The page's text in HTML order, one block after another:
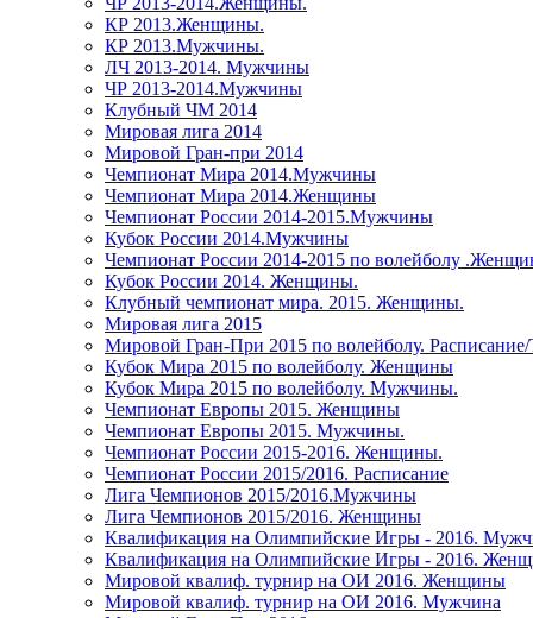
КР 2013.Женщины.
КР 2013.Мужчины.
ЛЧ 2013-2014. Мужчины
ЧР 2013-2014.Мужчины
Клубный ЧМ 2014
Мировая лига 2014
Мировой Гран-при 2014
Чемпионат Мира 2014.Мужчины
Чемпионат Мира 2014.Женщины
Чемпионат России 2014-2015.Мужчины
Кубок России 2014.Мужчины
Чемпионат России 2014-2015 по волейболу
Кубок России 2014. Женщины.
Клубный чемпионат мира. 2015. Женщины.
Мировая лига 2015
Мировой Гран-При 2015 по волейболу.
Кубок Мира 2015 по волейболу. Женщины
Кубок Мира 2015 по волейболу. Мужчины.
Чемпионат Европы 2015. Женщины
Чемпионат Европы 2015. Мужчины.
Чемпионат России 2015-2016. Женщины.
Чемпионат России 2015/2016. Расписание
Лига Чемпионов 2015/2016.Мужчины
Лига Чемпионов 2015/2016. Женщины
Квалификация на Олимпийские Игры - 2016.
Квалификация на Олимпийские Игры - 2016.
Мировой квалиф. турнир на ОИ 2016. Женщины
Мировой квалиф. турнир на ОИ 2016. Мужчина